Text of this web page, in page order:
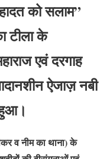
को सलाम”
टीला के
एवंदरगाह
ऐजाज़ नबी
व नीम का थाना) के